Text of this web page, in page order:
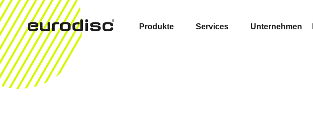
Produkte Services Unternehmen